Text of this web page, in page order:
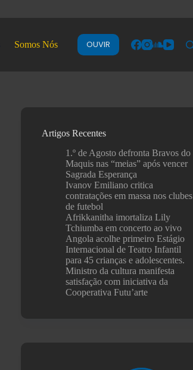
Somos Nós OUVIR
Artigos Recentes
1.º de Agosto defronta Bravos do
Maquis nas “meias” após vencer
Sagrada Esperança
Ivanov Emiliano critica
contratações em massa nos clubes
de futebol
Afrikkanitha imortaliza Lily
Tchiumba em concerto ao vivo
Angola acolhe primeiro Estágio
Internacional de Teatro Infantil
para 45 crianças e adolescentes.
Ministro da cultura manifesta
satisfação com iniciativa da
Cooperativa Futu’arte